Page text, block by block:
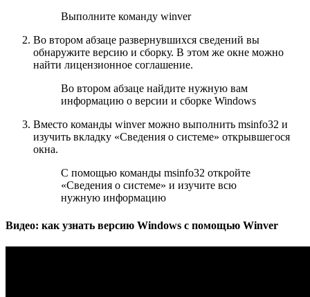
Выполните команду winver
Во втором абзаце развернувшихся сведений вы
обнаружите версию и сборку. В этом же окне можно
найти лицензионное соглашение.
Во втором абзаце найдите нужную вам
информацию о версии и сборке Windows
Вместо команды winver можно выполнить msinfo32 и
изучить вкладку «Сведения о системе» открывшегося
окна.
С помощью команды msinfo32 откройте
«Сведения о системе» и изучите всю
нужную информацию
Видео: как узнать версию Windows с помощью Winver